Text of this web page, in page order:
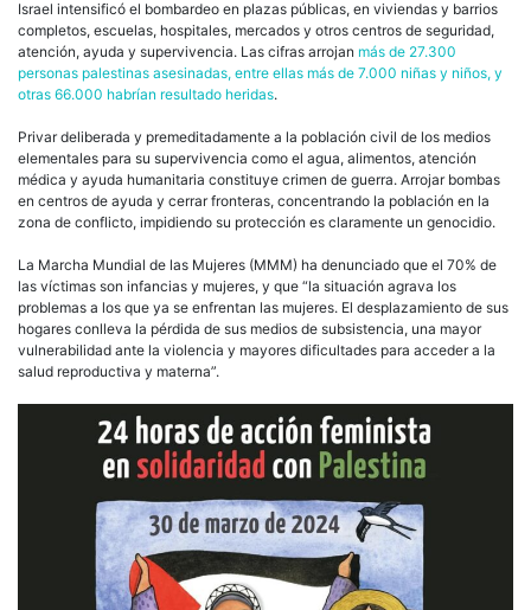
Israel intensificó el bombardeo en plazas públicas, en viviendas y barrios
completos, escuelas, hospitales, mercados y otros centros de seguridad,
atención, ayuda y supervivencia. Las cifras arrojan más de 27.300
personas palestinas asesinadas, entre ellas más de 7.000 niñas y niños, y
otras 66.000 habrían resultado heridas.
Privar deliberada y premeditadamente a la población civil de los medios
elementales para su supervivencia como el agua, alimentos, atención
médica y ayuda humanitaria constituye crimen de guerra. Arrojar bombas
en centros de ayuda y cerrar fronteras, concentrando la población en la
zona de conflicto, impidiendo su protección es claramente un genocidio.
La Marcha Mundial de las Mujeres (MMM) ha denunciado que el 70% de
las víctimas son infancias y mujeres, y que “la situación agrava los
problemas a los que ya se enfrentan las mujeres. El desplazamiento de sus
hogares conlleva la pérdida de sus medios de subsistencia, una mayor
vulnerabilidad ante la violencia y mayores dificultades para acceder a la
salud reproductiva y materna”.